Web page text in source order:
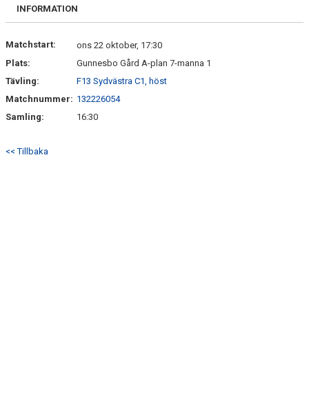
BILDGALLERI
INFORMATION
Matchstart:
ons 22 oktober, 17:30
Plats:
Gunnesbo Gård A-plan 7-manna 1
Tävling:
F13 Sydvästra C1, höst
Matchnummer: 132226054
Samling:
16:30
<< Tillbaka